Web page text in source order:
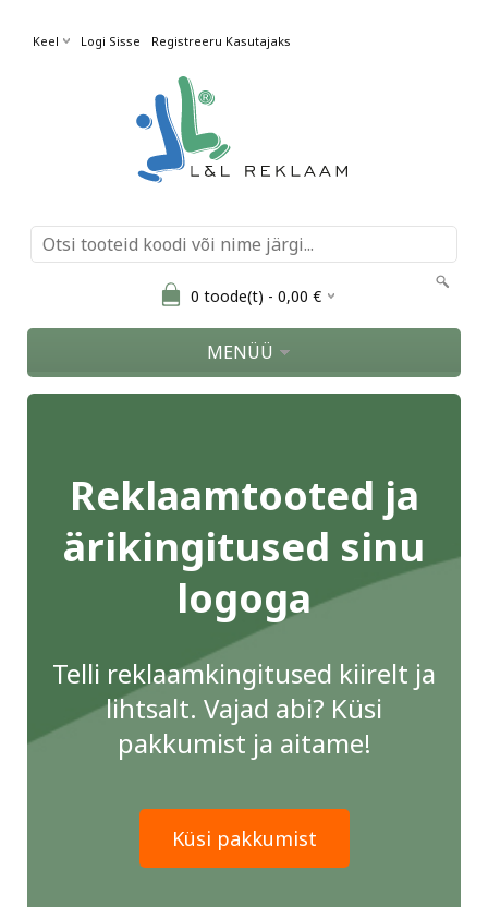
Keel Logi Sisse Registreeru Kasutajaks
0 toode(t) - 0,00 €
MENÜÜ
Reklaamtooted ja
ärikingitused sinu
logoga
Telli reklaamkingitused kiirelt ja
lihtsalt. Vajad abi? Küsi
pakkumist ja aitame!
Küsi pakkumist